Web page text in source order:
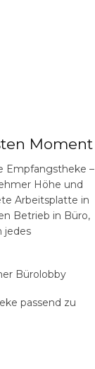
Moment
Empfangstheke –
Höhe und
Arbeitsplatte in
Betrieb in Büro,
jedes
passend zu